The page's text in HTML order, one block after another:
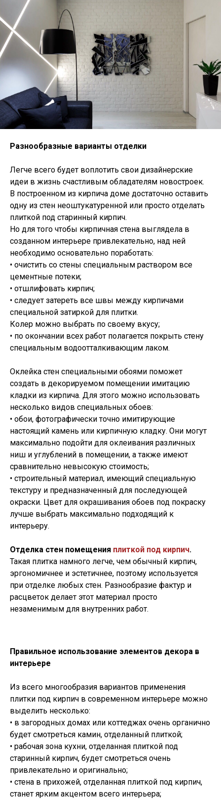
Разнообразные варианты отделки
Легче всего будет воплотить свои дизайнерские
идеи в жизнь счастливым обладателям новостроек.
В построенном из кирпича доме достаточно оставить
одну из стен неоштукатуренной или просто отделать
плиткой под старинный кирпич.
Но для того чтобы кирпичная стена выглядела в
созданном интерьере привлекательно, над ней
необходимо основательно поработать:
• очистить со стены специальным раствором все
цементные потеки;
• отшлифовать кирпич;
• следует затереть все швы между кирпичами
специальной затиркой для плитки.
Колер можно выбрать по своему вкусу;
• по окончании всех работ полагается покрыть стену
специальным водоотталкивающим лаком.
Оклейка стен специальными обоями поможет
создать в декорируемом помещении имитацию
кладки из кирпича. Для этого можно использовать
несколько видов специальных обоев:
• обои, фотографически точно имитирующие
настоящий камень или кирпичную кладку. Они могут
максимально подойти для оклеивания различных
ниш и углублений в помещении, а также имеют
сравнительно невысокую стоимость;
• строительный материал, имеющий специальную
текстуру и предназначенный для последующей
окраски. Цвет для окрашивания обоев под покраску
лучше выбрать максимально подходящий к
интерьеру.
Отделка стен помещения плиткой под кирпич.
Такая плитка намного легче, чем обычный кирпич,
эргономичнее и эстетичнее, поэтому используется
при отделке любых стен. Разнообразие фактур и
расцветок делает этот материал просто
незаменимым для внутренних работ.
Правильное использование элементов декора в
интерьере
Из всего многообразия вариантов применения
плитки под кирпич в современном интерьере можно
выделить несколько:
• в загородных домах или коттеджах очень органично
будет смотреться камин, отделанный плиткой;
• рабочая зона кухни, отделанная плиткой под
старинный кирпич, будет смотреться очень
привлекательно и оригинально;
• стена в прихожей, отделанная плиткой под кирпич,
станет ярким акцентом всего интерьера;